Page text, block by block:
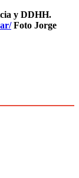
y DDHH.
Foto Jorge